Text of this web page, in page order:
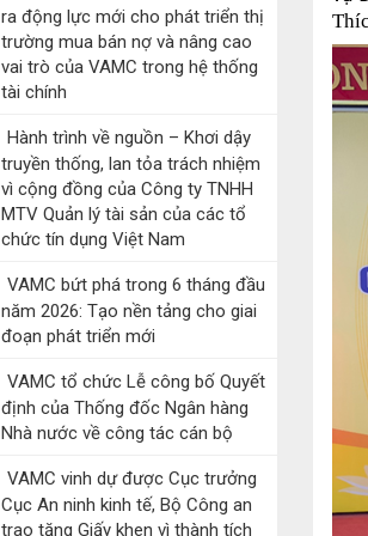
ra động lực mới cho phát triển thị
trường mua bán nợ và nâng cao
vai trò của VAMC trong hệ thống
tài chính
Hành trình về nguồn – Khơi dậy
truyền thống, lan tỏa trách nhiệm
vì cộng đồng của Công ty TNHH
MTV Quản lý tài sản của các tổ
chức tín dụng Việt Nam
VAMC bứt phá trong 6 tháng đầu
năm 2026: Tạo nền tảng cho giai
đoạn phát triển mới
VAMC tổ chức Lễ công bố Quyết
định của Thống đốc Ngân hàng
Nhà nước về công tác cán bộ
VAMC vinh dự được Cục trưởng
Cục An ninh kinh tế, Bộ Công an
trao tặng Giấy khen vì thành tích